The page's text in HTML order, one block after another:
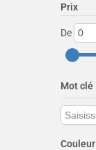
Prix
De
Mot clé
Couleur